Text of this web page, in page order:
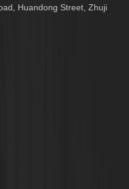
Huandong Street, Zhuji